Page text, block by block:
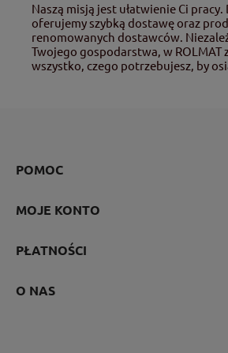
Naszą misją jest ułatwienie Ci
oferujemy szybką dostawę oraz
renomowanych dostawców.
Twojego gospodarstwa, w ROLMAT
wszystko, czego potrzebujesz, by
POMOC
MOJE KONTO
PŁATNOŚCI
O NAS